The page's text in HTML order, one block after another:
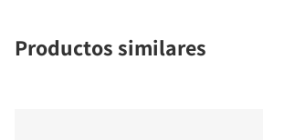
Productos similares